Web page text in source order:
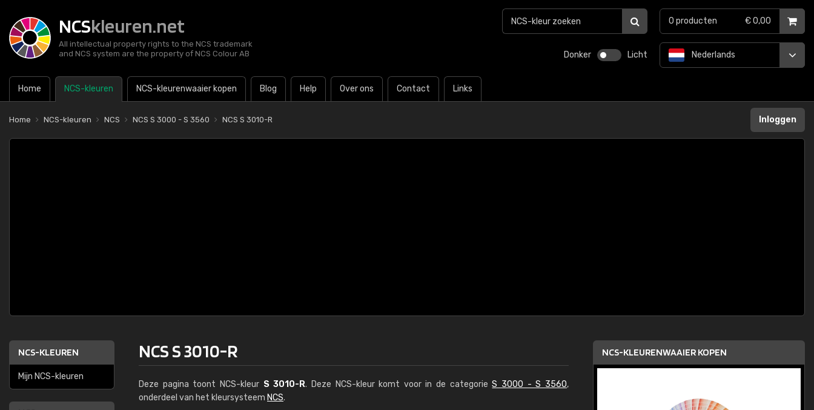
NCSkleuren.net
All intellectual property rights to the NCS trademark
and NCS system are the property of NCS Colour AB
Donker Licht
Home NCS-kleuren NCS-kleurenwaaier kopen Blog Help Over ons Contact Links
Nederlands
0 producten € 0,00
Home NCS-kleuren NCS NCS S 3000 - S 3560 NCS S 3010-R Inloggen
NCS-KLEUREN
Mijn NCS-kleuren
NCS S 3010-R
Deze pagina toont NCS-kleur S 3010-R. Deze NCS-kleur komt voor in de categorieS 3000 - S 3560,
onderdeel van het kleursysteem NCS.
NCS-KLEURENWAAIER KOPEN